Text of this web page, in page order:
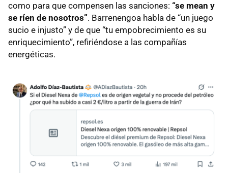
como para que compensen las sanciones: “se mean y
se ríen de nosotros”. Barrenengoa habla de “un juego
sucio e injusto” y de que “tu empobrecimiento es su
enriquecimiento”, refiriéndose a las compañías
energéticas.